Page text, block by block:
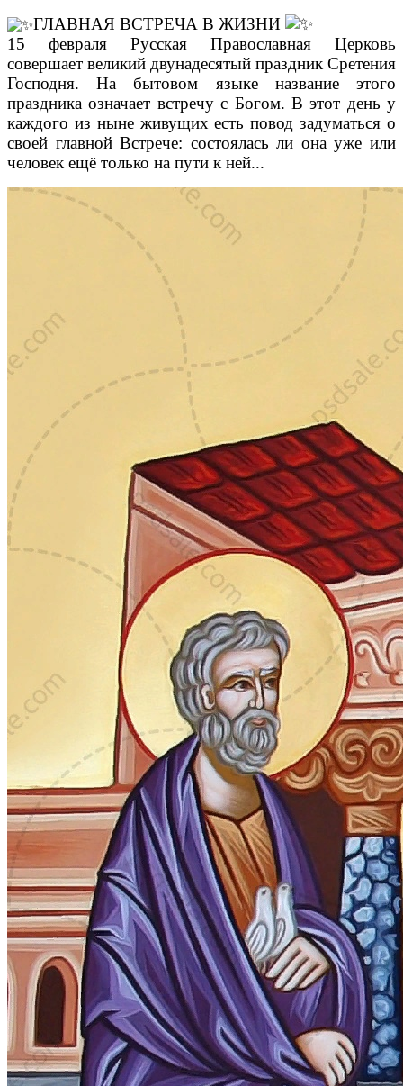
ГЛАВНАЯ ВСТРЕЧА В ЖИЗНИ
15 февраля Русская Православная Церковь
совершает великий двунадесятый праздник Сретения
Господня. На бытовом языке название этого
праздника означает встречу с Богом. В этот день у
каждого из ныне живущих есть повод задуматься о
своей главной Встрече: состоялась ли она уже или
человек ещё только на пути к ней...